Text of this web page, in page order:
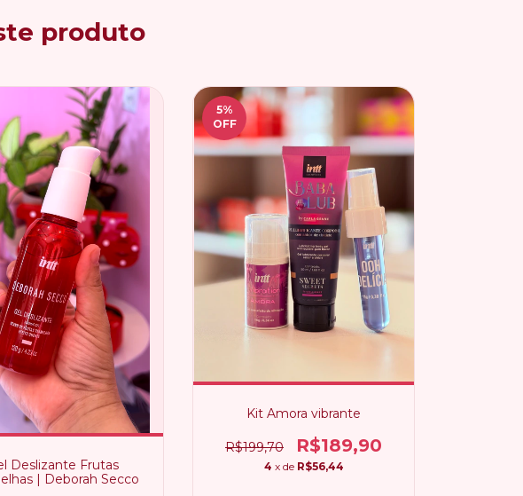
produto
Deslizante Frutas
| Deborah Secco
5%
OFF
Kit Amora vibrante
R$199,70 R$189,90
4 x de R$56,44